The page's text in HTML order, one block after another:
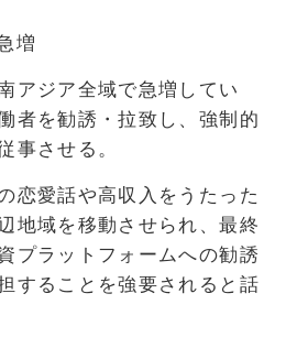
増
アジア全域で急増してい
者を勧誘・拉致し、強制的
事させる。
恋愛話や高収入をうたった
地域を移動させられ、最終
プラットフォームへの勧誘
することを強要されると話